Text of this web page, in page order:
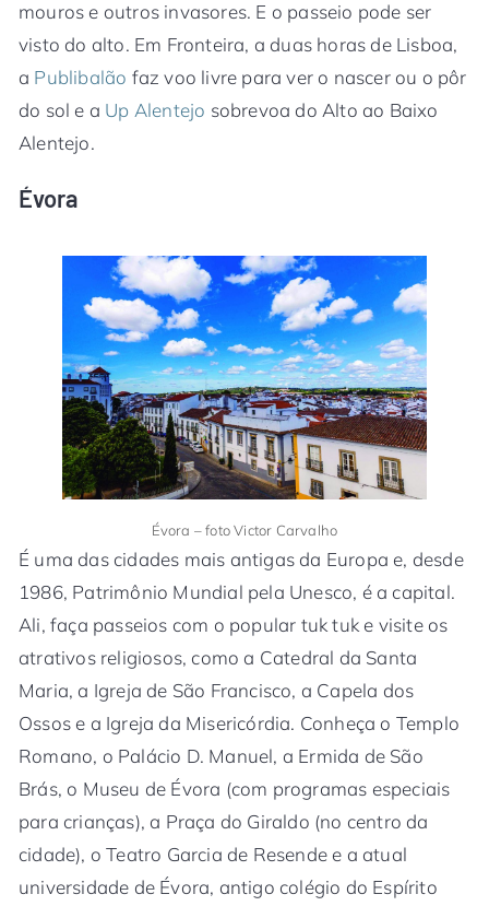
mouros e outros invasores. E o passeio pode ser
visto do alto. Em Fronteira, a duas horas de Lisboa,
a Publibalão faz voo livre para ver o nascer ou o pôr
do sol e a Up Alentejo sobrevoa do Alto ao Baixo
Alentejo.
Évora
Évora – foto Victor Carvalho
É uma das cidades mais antigas da Europa e, desde
1986, Patrimônio Mundial pela Unesco, é a capital.
Ali, faça passeios com o popular tuk tuk e visite os
atrativos religiosos, como a Catedral da Santa
Maria, a Igreja de São Francisco, a Capela dos
Ossos e a Igreja da Misericórdia. Conheça o Templo
Romano, o Palácio D. Manuel, a Ermida de São
Brás, o Museu de Évora (com programas especiais
para crianças), a Praça do Giraldo (no centro da
cidade), o Teatro Garcia de Resende e a atual
universidade de Évora, antigo colégio do Espírito